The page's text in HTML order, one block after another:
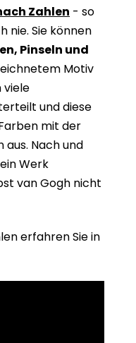
Zahlen - so
nie. Sie können
Pinseln und
Motiv
viele
und diese
mit der
Nach und
Werk
van Gogh nicht
erfahren Sie in